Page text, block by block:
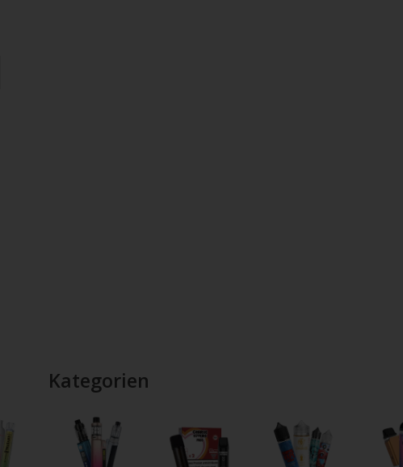
Kategorien